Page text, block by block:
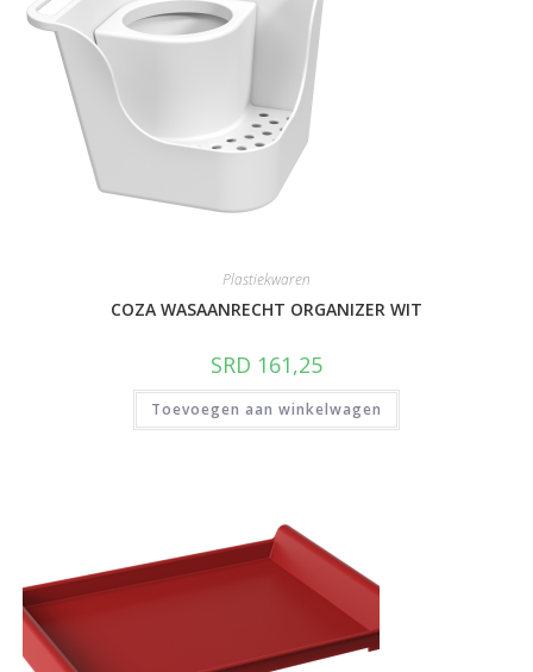
Plastiekwaren
COZA WASAANRECHT ORGANIZER WIT
SRD 161,25
Toevoegen aan winkelwagen